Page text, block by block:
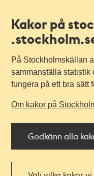
Kakor på
På Stockholmskällan
sammanställa statistik
fungera på ett bra sätt
Om kakor på
Godkänn alla